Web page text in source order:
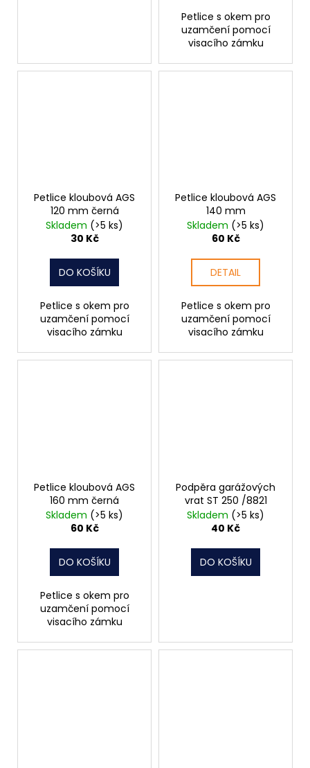
Petlice s okem pro
uzamčení pomocí
visacího zámku
Petlice kloubová AGS
120 mm černá
Skladem (>5 ks)
30 Kč
DO KOŠÍKU
Petlice s okem pro
uzamčení pomocí
visacího zámku
Petlice kloubová AGS
140 mm
Skladem (>5 ks)
60 Kč
DETAIL
Petlice s okem pro
uzamčení pomocí
visacího zámku
Petlice kloubová AGS
160 mm černá
Skladem (>5 ks)
60 Kč
DO KOŠÍKU
Petlice s okem pro
uzamčení pomocí
visacího zámku
Podpěra garážových
vrat ST 250 /8821
Skladem (>5 ks)
40 Kč
DO KOŠÍKU